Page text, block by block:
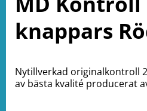
knappars
Nytillverkad originalkontroll
av bästa kvalité producerat